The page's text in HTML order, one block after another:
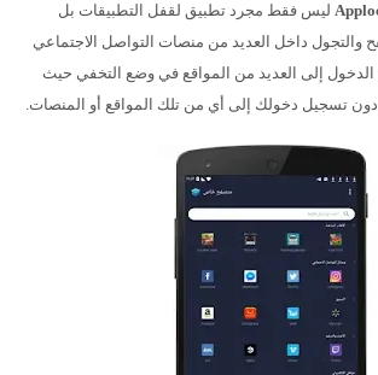
ليس فقط مجرد تطبيق لقفل التطبيقات بل
والتجول داخل العديد من منصات التواصل الاجتماعي
إلى العديد من المواقع في وضع التخفي حيث
دون تسجيل دخولك إلى أي من تلك المواقع أو المنصات.